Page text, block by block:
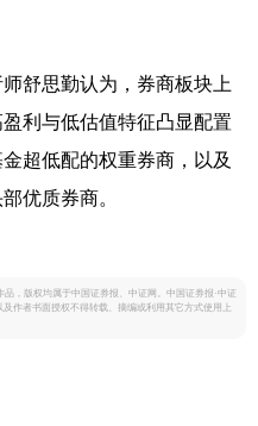
舒思勤认为，券商板块上
利与低估值特征凸显配置
超低配的权重券商，以及
优质券商。
，版权均属于中国证券报、中证网。中国证券报·中证
作者书面授权不得转载、摘编或利用其它方式使用上